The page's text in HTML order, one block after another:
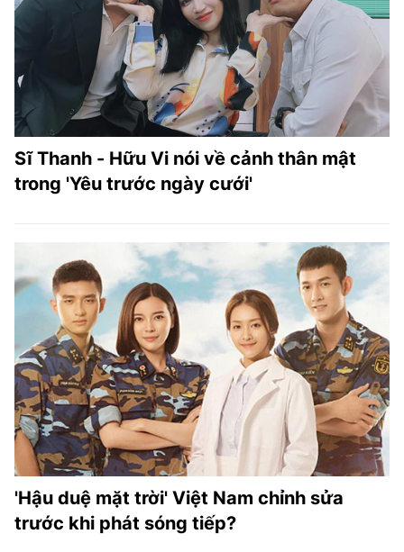
TRA CỨU PHƯỜNG XÃ
BÙI XUÂN PHÁI
TIỆN ÍCH
LIÊN HỆ QUẢNG CÁO
Điện thoại: 024.38254756
MẠNG XÃ HỘI
Sĩ Thanh - Hữu Vi nói về cảnh thân mật
trong 'Yêu trước ngày cưới'
'Hậu duệ mặt trời' Việt Nam chỉnh sửa
trước khi phát sóng tiếp?